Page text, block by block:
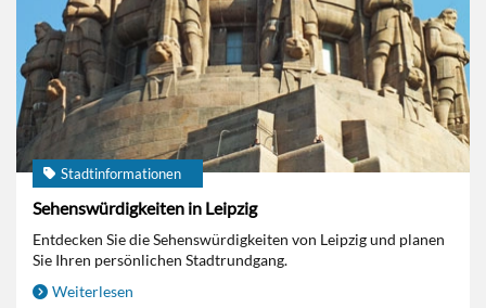
Stadtinformationen
Sehenswürdigkeiten in Leipzig
Entdecken Sie die Sehenswürdigkeiten von Leipzig und planen
Sie Ihren persönlichen Stadtrundgang.
Weiterlesen